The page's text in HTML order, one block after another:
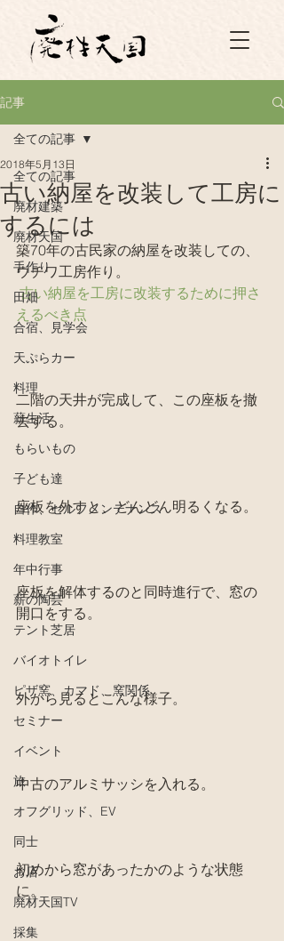
記事
全ての記事
廃材建築
廃材天国
手作り
田畑
合宿、見学会
天ぷらカー
料理
薪生活
もらいもの
子ども達
自作、セルフメンテナンス
料理教室
年中行事
薪の陶芸
テント芝居
バイオトイレ
ピザ窯、カマド、窯関係
セミナー
イベント
旅
オフグリッド、EV
同士
お店
廃材天国TV
採集
全ての記事
古い納屋を改装して工房に
するには
2018年5月13日
築70年の古民家の納屋を改装しての、
ウチワ工房作り。
古い納屋を工房に改装するために押さ
えるべき点
二階の天井が完成して、この座板を撤
去する。
座板を外すと、どんどん明るくなる。
座板を解体するのと同時進行で、窓の
開口をする。
外から見るとこんな様子。
中古のアルミサッシを入れる。
初めから窓があったかのような状態
に。